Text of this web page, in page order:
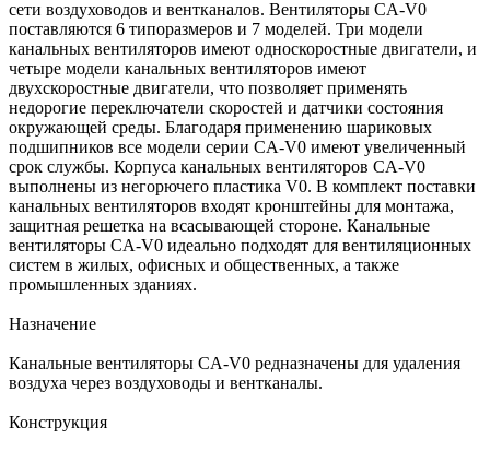
сети воздуховодов и вентканалов. Вентиляторы CA-V0
поставляются 6 типоразмеров и 7 моделей. Три модели
канальных вентиляторов имеют односкоростные двигатели, и
четыре модели канальных вентиляторов имеют
двухскоростные двигатели, что позволяет применять
недорогие переключатели скоростей и датчики состояния
окружающей среды. Благодаря применению шариковых
подшипников все модели серии CA-V0 имеют увеличенный
срок службы. Корпуса канальных вентиляторов CA-V0
выполнены из негорючего пластика V0. В комплект поставки
канальных вентиляторов входят кронштейны для монтажа,
защитная решетка на всасывающей стороне. Канальные
вентиляторы CA-V0 идеально подходят для вентиляционных
систем в жилых, офисных и общественных, а также
промышленных зданиях.
Назначение
Канальные вентиляторы CA-V0 редназначены для удаления
воздуха через воздуховоды и вентканалы.
Конструкция